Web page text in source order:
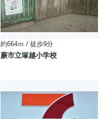
約664ｍ / 徒歩9分
蕨市立塚越小学校